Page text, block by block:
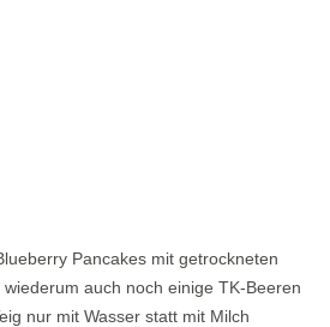
Pancakes mit getrockneten
auch noch einige TK-Beeren
nur mit Wasser statt mit Milch